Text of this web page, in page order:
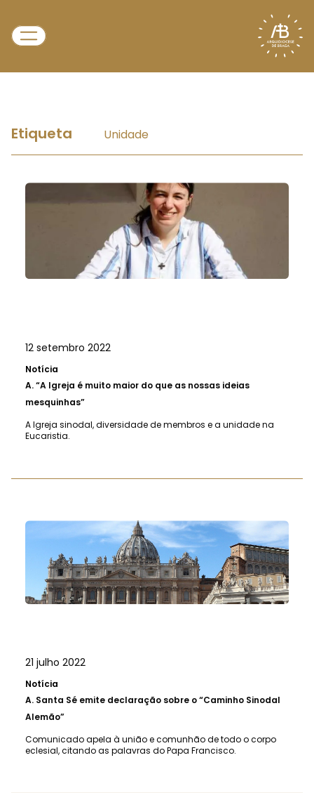
Etiqueta Unidade
12 setembro 2022
Notícia
A.“A Igreja é muito maior do que as nossas ideias
mesquinhas”
A Igreja sinodal, diversidade de membros e a unidade na
Eucaristia.
21 julho 2022
Notícia
A. Santa Sé emite declaração sobre o “Caminho Sinodal
Alemão”
Comunicado apela à união e comunhão de todo o corpo
eclesial, citando as palavras do Papa Francisco.